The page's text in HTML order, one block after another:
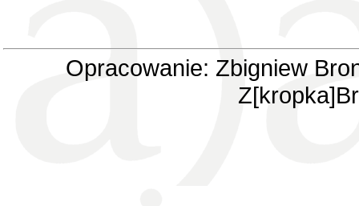
Opracowanie: Zbigniew